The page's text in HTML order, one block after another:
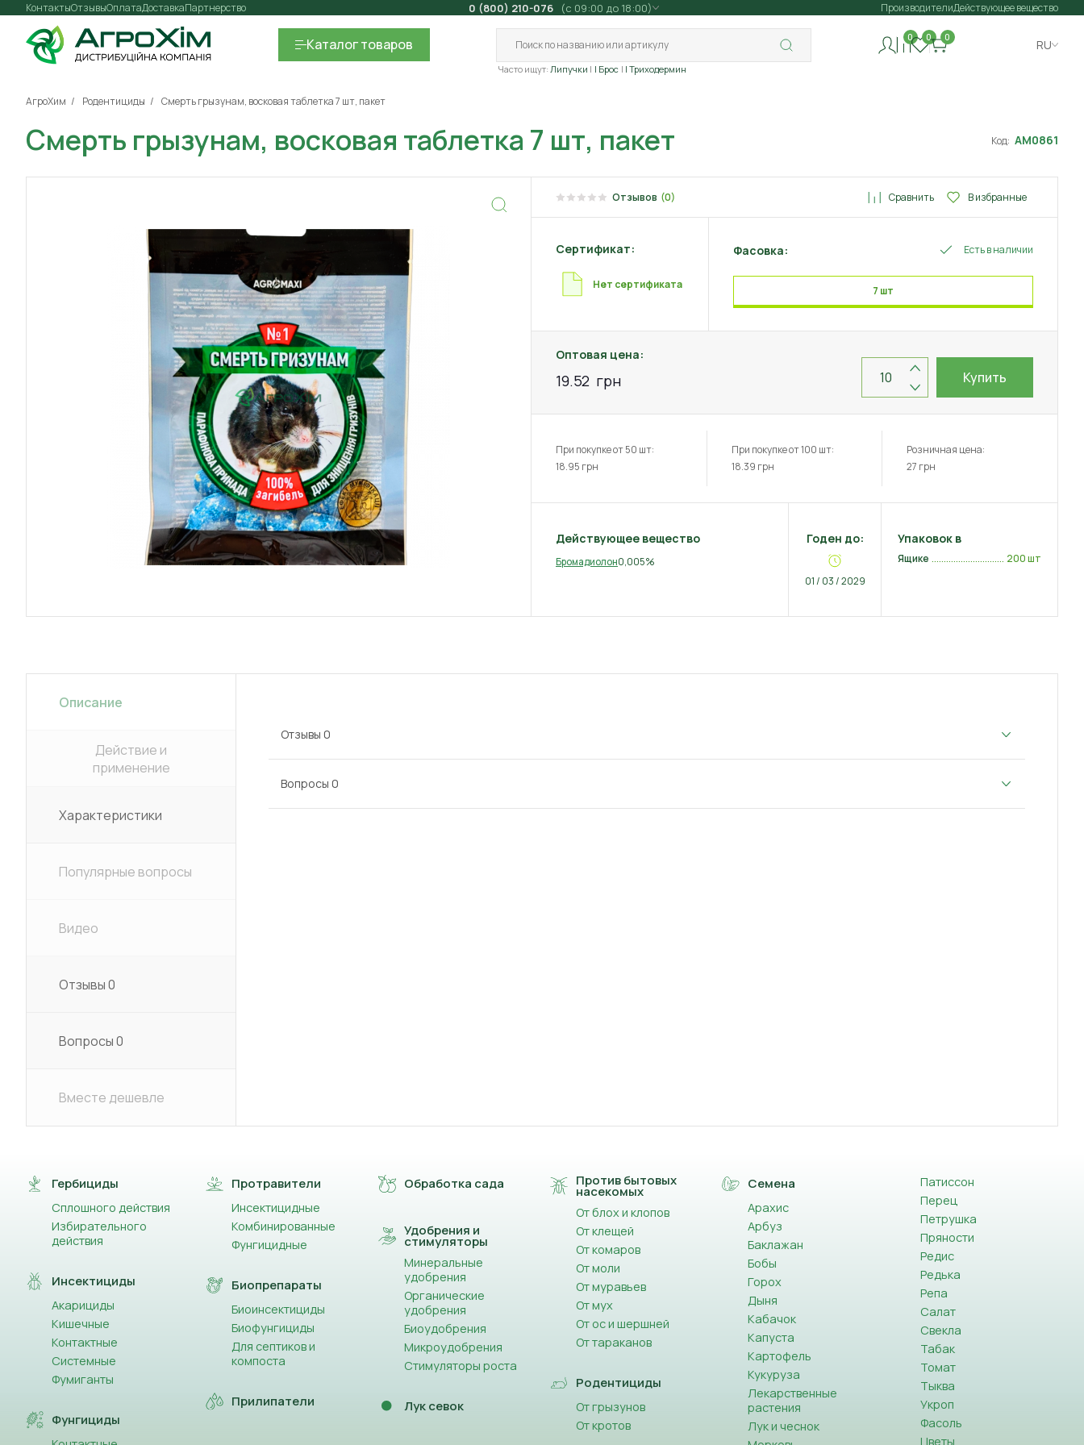
Контакты Оплата
Отзывы ДоставкаПартнерство 0 (800) 210-076 (с 09:00 до 18:00) ПроизводителиДействующее вещество
Каталогтоваров
Часто ищут: Липучки | Брос | Триходермин
0 0 0
RU
АгроХим Родентициды Смерть грызунам, восковая таблетка 7 шт, пакет
Смерть грызунам, восковая таблетка 7 шт, пакет Код: АМ0861
Отзывов (0) Сравнить В избранные
Сертификат:
Нет сертификата
Фасовка: Есть в наличии
7 шт
Оптовая цена:
19.52 грн Купить
При покупке от 50 шт:
18.95 грн
При покупке от 100 шт:
18.39 грн
Розничная цена:
27 грн
Действующее вещество
Бромадиолон0,005%
Годен до:
01 / 03 / 2029
Упаковок в
Ящике 200 шт
Описание
Действие и
применение
Характеристики
Популярные вопросы
Видео
Отзывы0
Вопросы0
Вместе дешевле
Отзывы 0
Вопросы 0
Гербициды
Сплошного действия
Избирательного
действия
Инсектициды
Акарициды
Кишечные
Контактные
Системные
Фумиганты
Фунгициды
Протравители
Инсектицидные
Комбинированные
Фунгицидные
Биопрепараты
Биоинсектициды
Биофунгициды
Для септиков и
компоста
Прилипатели
Обработка сада
Удобрения и
стимуляторы
Минеральные
удобрения
Органические
удобрения
Биоудобрения
Микроудобрения
Стимуляторы роста
Лук севок
Против бытовых
насекомых
От блох и клопов
От клещей
От комаров
От моли
От муравьев
От мух
От ос и шершней
От тараканов
Родентициды
От грызунов
От кротов
Семена
Арахис
Арбуз
Баклажан
Бобы
Горох
Дыня
Кабачок
Капуста
Картофель
Кукуруза
Лекарственные
растения
Лук и чеснок
Патиссон
Перец
Петрушка
Пряности
Редис
Редька
Репа
Салат
Свекла
Табак
Томат
Тыква
Укроп
Фасоль
Цветы